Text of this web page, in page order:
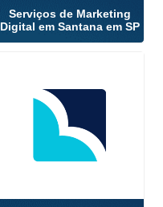
Serviços de Marketing
Digital em Santana em SP